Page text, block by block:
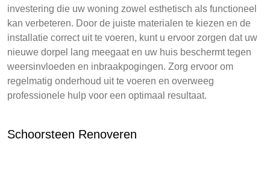
investering die uw woning zowel esthetisch als functioneel
kan verbeteren. Door de juiste materialen te kiezen en de
installatie correct uit te voeren, kunt u ervoor zorgen dat uw
nieuwe dorpel lang meegaat en uw huis beschermt tegen
weersinvloeden en inbraakpogingen. Zorg ervoor om
regelmatig onderhoud uit te voeren en overweeg
professionele hulp voor een optimaal resultaat.
Schoorsteen Renoveren